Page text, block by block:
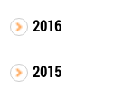
2016
2015